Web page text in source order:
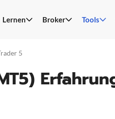
Lernen Broker Tools
5